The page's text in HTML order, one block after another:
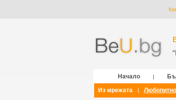
Начало |
Из мрежата
| Любопитно